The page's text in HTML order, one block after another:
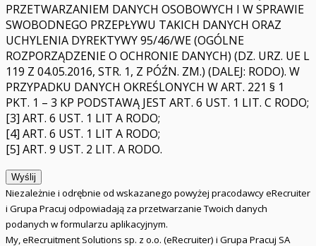
PRZETWARZANIEM DANYCH OSOBOWYCH I W SPRAWIE
SWOBODNEGO PRZEPŁYWU TAKICH DANYCH ORAZ
UCHYLENIA DYREKTYWY 95/46/WE (OGÓLNE
ROZPORZĄDZENIE O OCHRONIE DANYCH) (DZ. URZ. UE L
119 Z 04.05.2016, STR. 1, Z PÓŹN. ZM.) (DALEJ: RODO). W
PRZYPADKU DANYCH OKREŚLONYCH W ART. 221 § 1
PKT. 1 – 3 KP PODSTAWĄ JEST ART. 6 UST. 1 LIT. C RODO;
[3] ART. 6 UST. 1 LIT A RODO;
[4] ART. 6 UST. 1 LIT A RODO;
[5] ART. 9 UST. 2 LIT. A RODO.
Wyślij
Niezależnie i odrębnie od wskazanego powyżej pracodawcy eRecruiter
i Grupa Pracuj odpowiadają za przetwarzanie Twoich danych
podanych w formularzu aplikacyjnym.
My, eRecruitment Solutions sp. z o.o. (eRecruiter) i Grupa Pracuj SA